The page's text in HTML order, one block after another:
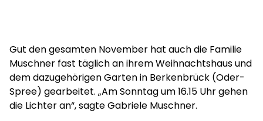
Gut den gesamten November hat auch die Familie
Muschner fast täglich an ihrem Weihnachtshaus und
dem dazugehörigen Garten in Berkenbrück (Oder-
Spree) gearbeitet. „Am Sonntag um 16.15 Uhr gehen
die Lichter an“, sagte Gabriele Muschner.